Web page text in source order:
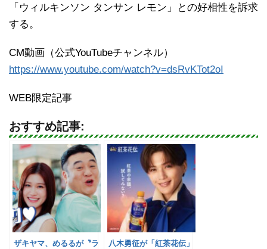
「ウィルキンソン タンサン レモン」との好相性を訴求
する。
CM動画（公式YouTubeチャンネル）
https://www.youtube.com/watch?v=dsRvKTot2oI
WEB限定記事
おすすめ記事:
ザキヤマ、めるるが〝ラ
八木勇征が「紅茶花伝」